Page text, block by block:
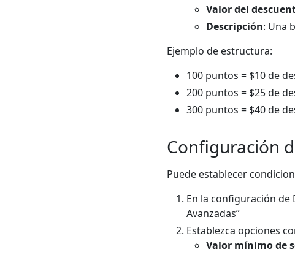
Valor del
Descripción: Una
Ejemplo de estructura:
100 puntos = $10 de
200 puntos = $25 de
300 puntos = $40 de
Configuración
Puede establecer
En la configuración de
Avanzadas”
Establezca opciones
Valor mínimo de